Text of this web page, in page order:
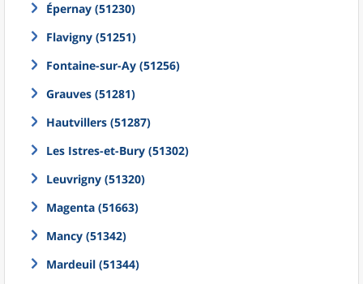
Épernay (51230)
Flavigny (51251)
Fontaine-sur-Ay (51256)
Grauves (51281)
Hautvillers (51287)
Les Istres-et-Bury (51302)
Leuvrigny (51320)
Magenta (51663)
Mancy (51342)
Mardeuil (51344)